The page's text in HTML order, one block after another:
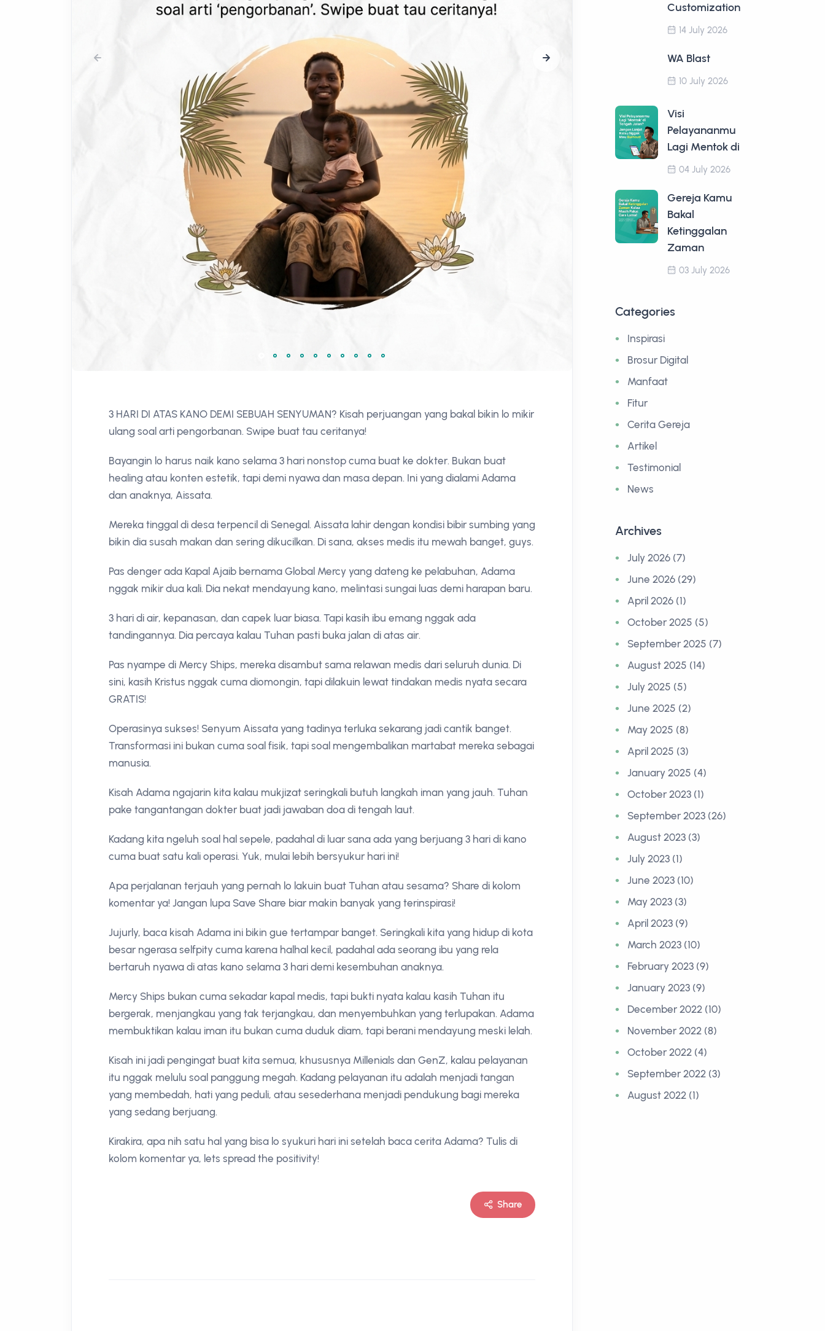
3 HARI DI ATAS KANO DEMI SEBUAH SENYUMAN? Kisah perjuangan yang bakal bikin lo mikir
ulang soal arti pengorbanan. Swipe buat tau ceritanya!
Bayangin lo harus naik kano selama 3 hari nonstop cuma buat ke dokter. Bukan buat
healing atau konten estetik, tapi demi nyawa dan masa depan. Ini yang dialami Adama
dan anaknya, Aissata.
Mereka tinggal di desa terpencil di Senegal. Aissata lahir dengan kondisi bibir sumbing yang
bikin dia susah makan dan sering dikucilkan. Di sana, akses medis itu mewah banget, guys.
Pas denger ada Kapal Ajaib bernama Global Mercy yang dateng ke pelabuhan, Adama
nggak mikir dua kali. Dia nekat mendayung kano, melintasi sungai luas demi harapan baru.
3 hari di air, kepanasan, dan capek luar biasa. Tapi kasih ibu emang nggak ada
tandingannya. Dia percaya kalau Tuhan pasti buka jalan di atas air.
Pas nyampe di Mercy Ships, mereka disambut sama relawan medis dari seluruh dunia. Di
sini, kasih Kristus nggak cuma diomongin, tapi dilakuin lewat tindakan medis nyata secara
GRATIS!
Operasinya sukses! Senyum Aissata yang tadinya terluka sekarang jadi cantik banget.
Transformasi ini bukan cuma soal fisik, tapi soal mengembalikan martabat mereka sebagai
manusia.
Kisah Adama ngajarin kita kalau mukjizat seringkali butuh langkah iman yang jauh. Tuhan
pake tangantangan dokter buat jadi jawaban doa di tengah laut.
Kadang kita ngeluh soal hal sepele, padahal di luar sana ada yang berjuang 3 hari di kano
cuma buat satu kali operasi. Yuk, mulai lebih bersyukur hari ini!
Apa perjalanan terjauh yang pernah lo lakuin buat Tuhan atau sesama? Share di kolom
komentar ya! Jangan lupa Save Share biar makin banyak yang terinspirasi!
Jujurly, baca kisah Adama ini bikin gue tertampar banget. Seringkali kita yang hidup di kota
besar ngerasa selfpity cuma karena halhal kecil, padahal ada seorang ibu yang rela
bertaruh nyawa di atas kano selama 3 hari demi kesembuhan anaknya.
Mercy Ships bukan cuma sekadar kapal medis, tapi bukti nyata kalau kasih Tuhan itu
bergerak, menjangkau yang tak terjangkau, dan menyembuhkan yang terlupakan. Adama
membuktikan kalau iman itu bukan cuma duduk diam, tapi berani mendayung meski lelah.
Kisah ini jadi pengingat buat kita semua, khususnya Millenials dan GenZ, kalau pelayanan
itu nggak melulu soal panggung megah. Kadang pelayanan itu adalah menjadi tangan
yang membedah, hati yang peduli, atau sesederhana menjadi pendukung bagi mereka
yang sedang berjuang.
Kirakira, apa nih satu hal yang bisa lo syukuri hari ini setelah baca cerita Adama? Tulis di
kolom komentar ya, lets spread the positivity!
Share
Customization
14 July 2026
WA Blast
10 July 2026
Visi
Pelayananmu
Lagi Mentok di
04 July 2026
Gereja Kamu
Bakal
Ketinggalan
Zaman
03 July 2026
Categories
Inspirasi
Brosur Digital
Manfaat
Fitur
Cerita Gereja
Artikel
Testimonial
News
Archives
July 2026 (7)
June 2026 (29)
April 2026 (1)
October 2025 (5)
September 2025 (7)
August 2025 (14)
July 2025 (5)
June 2025 (2)
May 2025 (8)
April 2025 (3)
January 2025 (4)
October 2023 (1)
September 2023 (26)
August 2023 (3)
July 2023 (1)
June 2023 (10)
May 2023 (3)
April 2023 (9)
March 2023 (10)
February 2023 (9)
January 2023 (9)
December 2022 (10)
November 2022 (8)
October 2022 (4)
September 2022 (3)
August 2022 (1)